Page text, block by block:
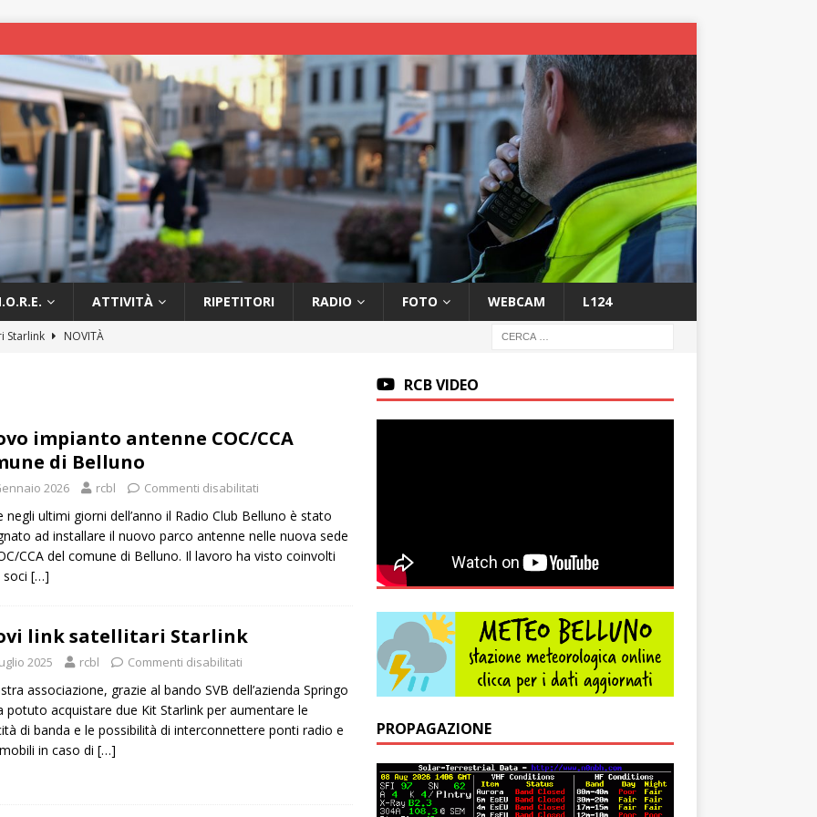
ATTIVITÀ RIPETITORI RADIO FOTO WEBCAM L124
Starlink
NOVITÀ
nuovo Presidente del RadioClub Belluno
NOVITÀ
un successo!
RADIO ASSISTENZE
dei record
RADIO ASSISTENZE
AVVISI
Direttivo del RadioClub Belluno NORE
NOVITÀ
radioamatori
impianto antenne COC/CCA
di Belluno
2026 rcbl Commenti disabilitati
negli ultimi giorni dell’anno il Radio Club Belluno è stato
ad installare il nuovo parco antenne nelle nuova sede
CCA del comune di Belluno. Il lavoro ha visto coinvolti
soci […]
link satellitari Starlink
2025 rcbl Commenti disabilitati
associazione, grazie al bando SVB dell’azienda Springo
potuto acquistare due Kit Starlink per aumentare le
di banda e le possibilità di interconnettere ponti radio e
in caso di […]
RCB VIDEO
PROPAGAZIONE